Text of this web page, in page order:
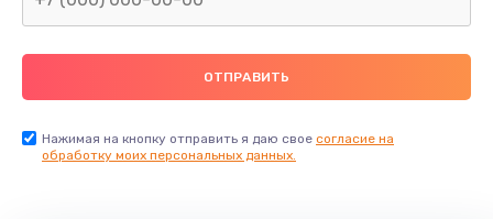
Нажимая на кнопку отправить я даю свое согласие на
обработку моих персональных данных.